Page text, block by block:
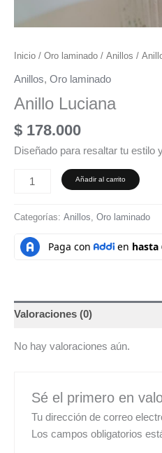
Inicio / Oro laminado / Anillos /
Anillos, Oro laminado
Anillo Luciana
$ 178.000
Diseñado para resaltar tu estilo
Añadir al carrito
Categorías: Anillos, Oro laminado
Valoraciones (0)
No hay valoraciones aún.
Sé el primero en
Tu dirección de correo
Los campos obligatorios